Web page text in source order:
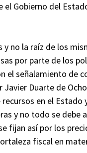
el Gobierno del
no la raíz de los
por parte de los
el señalamiento de
Duarte de
en el Estado
y no todo se debe
fijan así por los
fiscal en